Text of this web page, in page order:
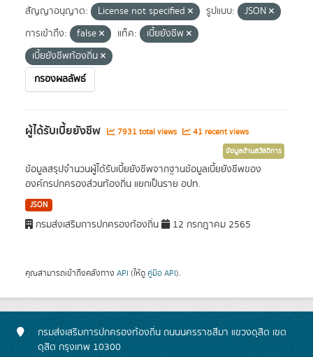
สัญญาอนุญาต: License not specified รูปแบบ:
JSON
การเข้าถึง:
false แท็ค:
เบี้ยยังชีพ
เบี้ยยังชีพท้องถิ่น
กรองผลลัพธ์
ผู้ได้รับเบี้ยยังชีพ 7931 total views 41 recent views
ข้อมูลด้านสวัสดิการ
ข้อมูลสรุปจำนวนผู้ได้รับเบี้ยยังชีพจากฐานข้อมูลเบี้ยยังชีพของ
องค์กรปกครองส่วนท้องถิ่น แยกเป็นราย อปท.
JSON
กรมส่งเสริมการปกครองท้องถิ่น 12 กรกฎาคม 2565
คุณสามารถเข้าถึงคลังทาง API (ให้ดู คู่มือ API).
กรมส่งเสริมการปกครองท้องถิ่น ถนนนครราชสีมา แขวงดุสิต เขต
ดุสิต กรุงเทพ 10300